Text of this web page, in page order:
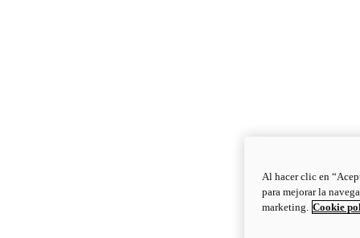
Al hacer clic en
para mejorar la
marketing. Cookie